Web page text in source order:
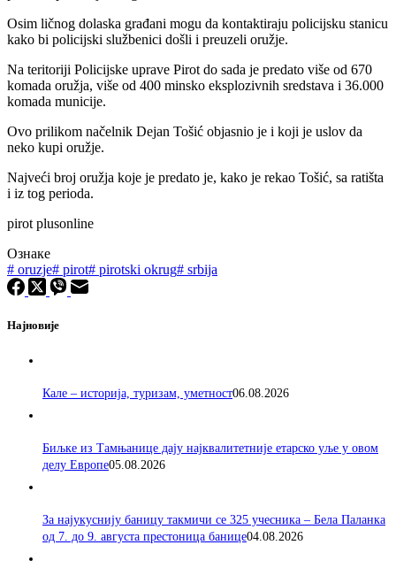
Osim ličnog dolaska građani mogu da kontaktiraju policijsku stanicu
kako bi policijski službenici došli i preuzeli oružje.
Na teritoriji Policijske uprave Pirot do sada je predato više od 670
komada oružja, više od 400 minsko eksplozivnih sredstava i 36.000
komada municije.
Ovo prilikom načelnik Dejan Tošić objasnio je i koji je uslov da
neko kupi oružje.
Najveći broj oružja koje je predato je, kako je rekao Tošić, sa ratišta
i iz tog perioda.
pirot plusonline
Ознаке
# oruzje# pirot# pirotski okrug# srbija
Најновије
Кале – историја, туризам, уметност06.08.2026
Биљке из Тамњанице дају најквалитетније етарско уље у овом
делу Европе05.08.2026
За најукуснију баницу такмичи се 325 учесника – Бела Паланка
од 7. до 9. августа престоница банице04.08.2026